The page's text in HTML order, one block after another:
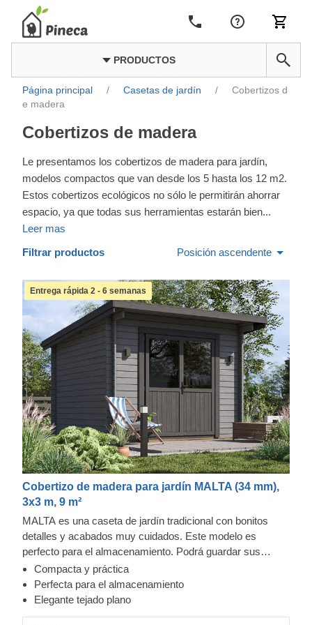
PRODUCTOS
Página principal / Casetas de jardín /
Cobertizos d
e madera
Cobertizos de madera
Le presentamos los cobertizos de madera para jardín,
modelos compactos que van desde los 5 hasta los 12 m2.
Estos cobertizos ecológicos no sólo le permitirán ahorrar
espacio, ya que todas sus herramientas estarán bien...
Leer mas
Filtrar productos Posición ascendente
Entrega rápida 2 - 6 semanas
Cobertizo de madera para jardín MALTA (34 mm),
3x3 m, 9 m²
MALTA es una caseta de jardín tradicional con bonitos
detalles y acabados muy cuidados. Este modelo es
perfecto para el almacenamiento. Podrá guardar sus
herramientas de jardinería, sus equipos deportivos y
cualquier otra cosa que desee tener a mano. La fachada
cuenta con puertas dobles con ventanas de cristal, un
Compacta y práctica
Perfecta para el almacenamiento
Elegante tejado plano